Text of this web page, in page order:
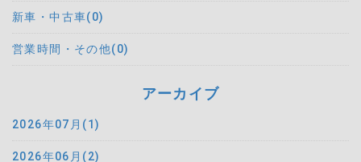
新車・中古車(0)
営業時間・その他(0)
アーカイブ
2026年07月(1)
2026年06月(2)